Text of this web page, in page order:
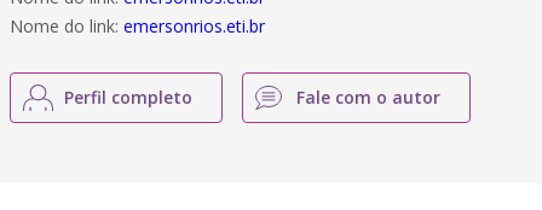
Nome do link: emersonrios.eti.br
Perfil completo Fale com o autor